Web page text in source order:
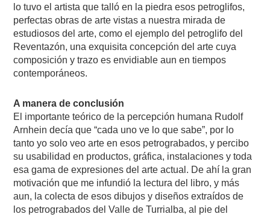
lo tuvo el artista que talló en la piedra esos petroglifos,
perfectas obras de arte vistas a nuestra mirada de
estudiosos del arte, como el ejemplo del petroglifo del
Reventazón, una exquisita concepción del arte cuya
composición y trazo es envidiable aun en tiempos
contemporáneos.
A manera de conclusión
El importante teórico de la percepción humana Rudolf
Arnhein decía que “cada uno ve lo que sabe”, por lo
tanto yo solo veo arte en esos petrograbados, y percibo
su usabilidad en productos, gráfica, instalaciones y toda
esa gama de expresiones del arte actual. De ahí la gran
motivación que me infundió la lectura del libro, y más
aun, la colecta de esos dibujos y diseños extraídos de
los petrograbados del Valle de Turrialba, al pie del